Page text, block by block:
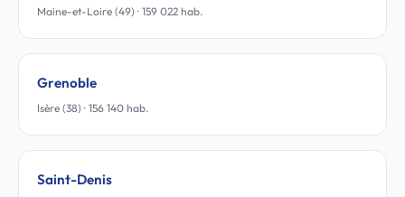
Maine-et-Loire (49) · 159 022 hab.
Grenoble
Isère (38) · 156 140 hab.
Saint-Denis